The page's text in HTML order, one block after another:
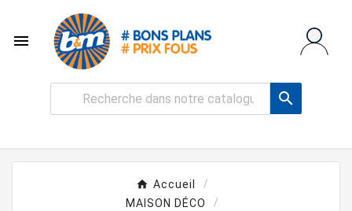


Accueil
MAISON DÉCO